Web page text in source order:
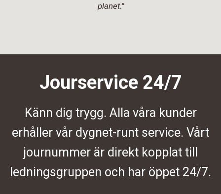
planet."
Jourservice 24/7
Känn dig trygg. Alla våra kunder
erhåller vår dygnet-runt service. Vårt
journummer är direkt kopplat till
ledningsgruppen och har öppet 24/7.